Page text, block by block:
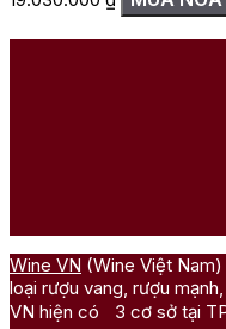
Wine VN (Wine Việt
loại rượu vang, rượu
VN hiện có 3 cơ sở tại